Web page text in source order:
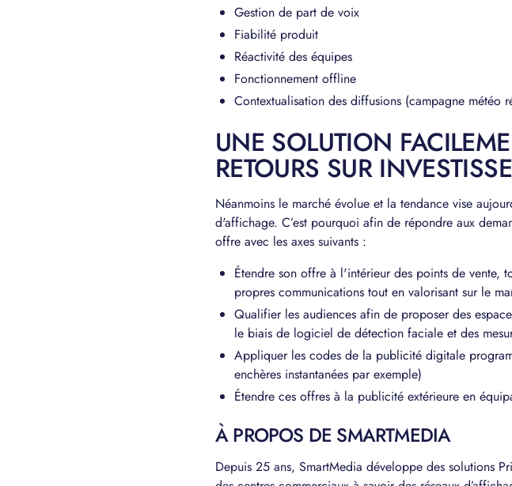
Gestion de part de voix
Fiabilité produit
Réactivité des équipes
Fonctionnement offline
Contextualisation des diffusions (campagne météo
UNE SOLUTION
RETOURS SUR
Néanmoins le marché évolue et la tendance vise
d'affichage. C’est pourquoi afin de répondre aux
offre avec les axes suivants :
Étendre son offre à l'intérieur des points de vente,
propres communications tout en valorisant sur le
Qualifier les audiences afin de proposer des
le biais de logiciel de détection faciale et des
Appliquer les codes de la publicité digitale
enchères instantanées par exemple)
Étendre ces offres à la publicité extérieure en
À PROPOS DE SMARTMEDIA
Depuis 25 ans, SmartMedia développe des solutions